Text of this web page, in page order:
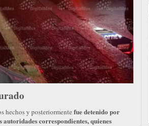
hechos y posteriormente fue detenido por
correspondientes, quienes